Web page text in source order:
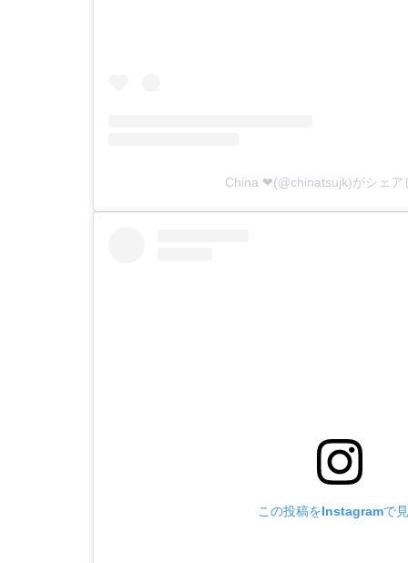
China ❤︎(@chinatsujk)がシェア
この投稿をInstagramで